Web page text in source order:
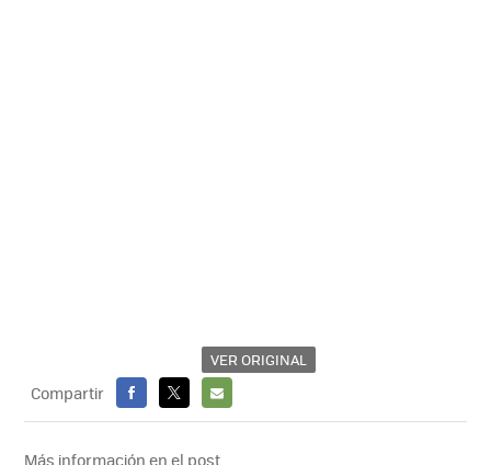
VER ORIGINAL
Compartir
FACEBOOK
X
E-
MAIL
Más información en el post